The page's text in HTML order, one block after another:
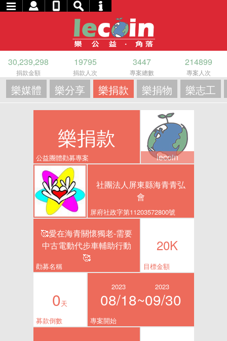
30,239,298
捐款金額
19795
捐款人次
3447
專案總數
214899
專案人次
樂媒體 樂分享 樂捐款 樂捐物 樂志工
樂捐款
公益團體勸募專案 lecoin
社團法人屏東縣海青青弘
會
屏府社政字第11203572800號
🥰愛在海青關懷獨老-需要
中古電動代步車輔助行動
🥰
勸募名稱
20K
目標金額
0天
募款倒數
2023
08/18~
2023
09/30
專案開始